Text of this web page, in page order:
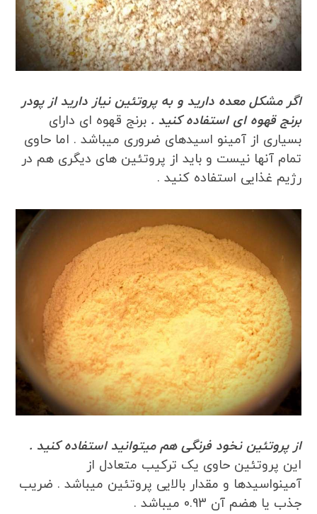
اگر مشکل معده دارید و به پروتئین نیاز دارید از پودر
برنج قهوه ای استفاده کنید . برنج قهوه ای دارای
بسیاری از آمینو اسیدهای ضروری میباشد . اما حاوی
تمام آنها نیست و باید از پروتئین های دیگری هم در
رژیم غذایی استفاده کنید .
از پروتئین نخود فرنگی هم میتوانید استفاده کنید .
این پروتئین حاوی یک ترکیب متعادل از
آمینواسیدها و مقدار بالایی پروتئین میباشد . ضریب
جذب یا هضم آن 0.93 میباشد .